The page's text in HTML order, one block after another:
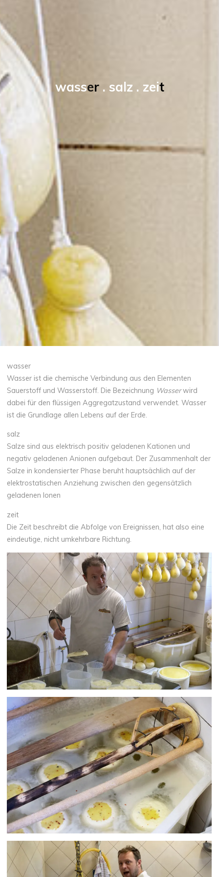
wasser . salz . zeit
wasser
Wasser ist die chemische Verbindung aus den Elementen
Sauerstoff und Wasserstoff. Die Bezeichnung Wasserwird
dabei für den flüssigen Aggregatzustand verwendet. Wasser
ist die Grundlage allen Lebens auf der Erde.
salz
Salze sind aus elektrisch positiv geladenen Kationen und
negativ geladenen Anionen aufgebaut. Der Zusammenhalt der
Salze in kondensierter Phase beruht hauptsächlich auf der
elektrostatischen Anziehung zwischen den gegensätzlich
geladenen Ionen
zeit
Die Zeit beschreibt die Abfolge von Ereignissen, hat also eine
eindeutige, nicht umkehrbare Richtung.